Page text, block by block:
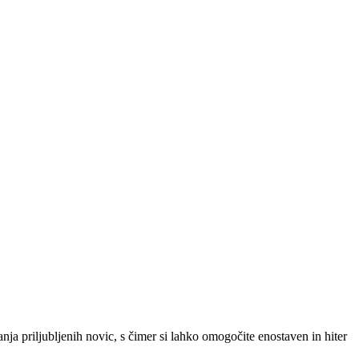
priljubljenih novic, s čimer si lahko omogočite enostaven in hiter